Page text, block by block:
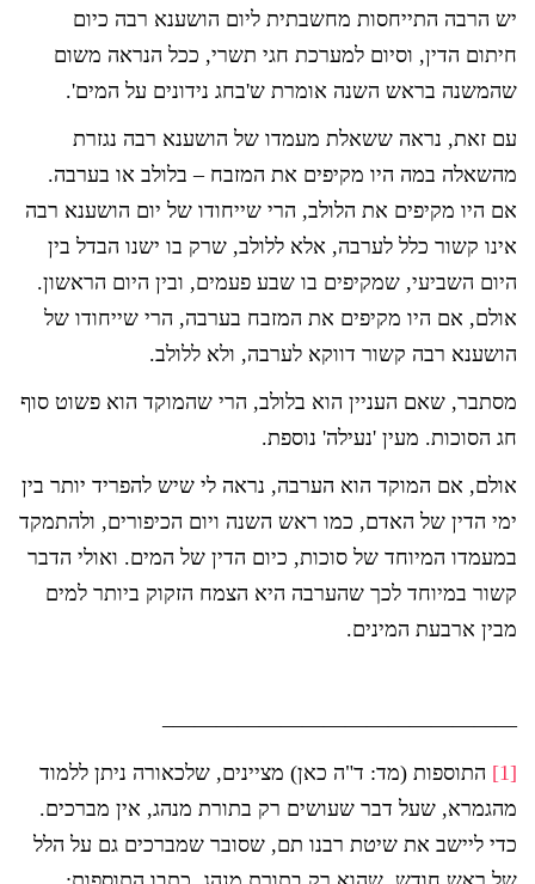
יש הרבה התייחסות מחשבתית ליום הושענא רבה כיום
חיתום הדין, וסיום למערכת חגי תשרי, ככל הנראה משום
שהמשנה בראש השנה אומרת ש'בחג נידונים על המים'.
עם זאת, נראה ששאלת מעמדו של הושענא רבה נגזרת
מהשאלה במה היו מקיפים את המזבח – בלולב או בערבה.
אם היו מקיפים את הלולב, הרי שייחודו של יום הושענא רבה
אינו קשור כלל לערבה, אלא ללולב, שרק בו ישנו הבדל בין
היום השביעי, שמקיפים בו שבע פעמים, ובין היום הראשון.
אולם, אם היו מקיפים את המזבח בערבה, הרי שייחודו של
הושענא רבה קשור דווקא לערבה, ולא ללולב.
מסתבר, שאם העניין הוא בלולב, הרי שהמוקד הוא פשוט סוף
חג הסוכות. מעין 'נעילה' נוספת.
אולם, אם המוקד הוא הערבה, נראה לי שיש להפריד יותר בין
ימי הדין של האדם, כמו ראש השנה ויום הכיפורים, ולהתמקד
במעמדו המיוחד של סוכות, כיום הדין של המים. ואולי הדבר
קשור במיוחד לכך שהערבה היא הצמח הזקוק ביותר למים
מבין ארבעת המינים.
————————————————–
[1]
התוספות (מד: ד"ה כאן) מציינים, שלכאורה ניתן ללמוד
מהגמרא, שעל דבר שעושים רק בתורת מנהג, אין מברכים.
כדי ליישב את שיטת רבנו תם, שסובר שמברכים גם על הלל